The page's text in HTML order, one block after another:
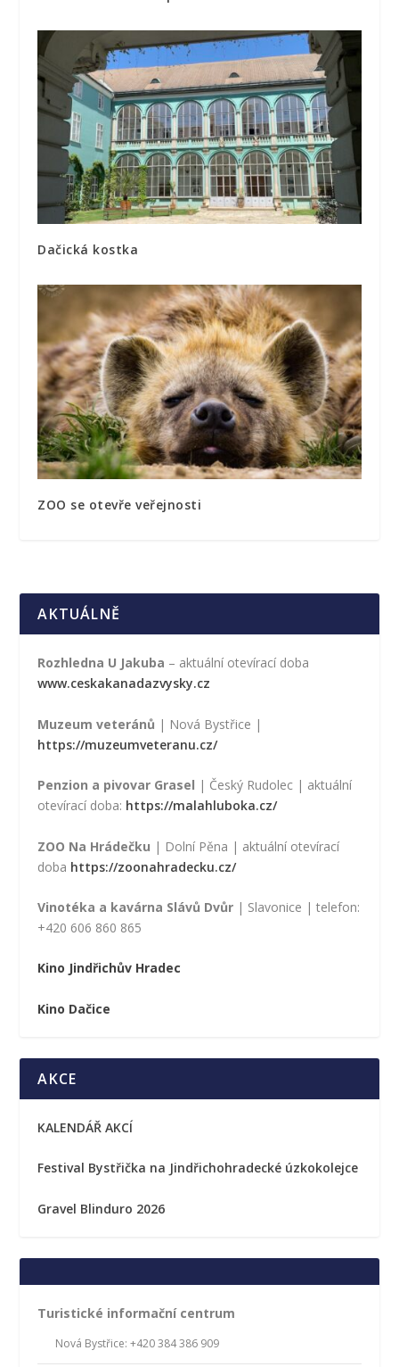
Dačická kostka
ZOO se otevře veřejnosti
AKTUÁLNĚ
Rozhledna U Jakuba – aktuální otevírací doba
www.ceskakanadazvysky.cz
Muzeum veteránů | Nová Bystřice |
https://muzeumveteranu.cz/
Penzion a pivovar Grasel | Český Rudolec | aktuální
otevírací doba: https://malahluboka.cz/
ZOO Na Hrádečku | Dolní Pěna | aktuální otevírací
doba https://zoonahradecku.cz/
Vinotéka a kavárna Slávů Dvůr | Slavonice | telefon:
+420 606 860 865
Kino Jindřichův Hradec
Kino Dačice
AKCE
KALENDÁŘ AKCÍ
Festival Bystřička na Jindřichohradecké úzkokolejce
Gravel Blinduro 2026
Turistické informační centrum
Nová Bystřice: +420 384 386 909